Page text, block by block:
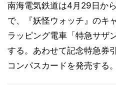
南海電気鉄道は4月29日か
で、『妖怪ウォッチ』のキ
ラッピング電車「特急サザ
する。あわせて記念特急券
コンパスカードを発売する。